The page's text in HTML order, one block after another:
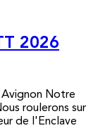
2026
Notre
roulerons sur
de l'Enclave